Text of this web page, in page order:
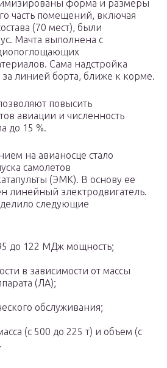
форма и размеры
часть помещений, включая
(70 мест), были
Мачта выполнена с
Сама надстройка
за линией борта, ближе к корме.
повысить
авиации и численность
до 15 %.
на авианосце стало
самолетов
(ЭМК). В основу ее
линейный электродвигатель.
следующие
до 122 МДж мощность;
в зависимости от массы
(ЛА);
обслуживания;
(с 500 до 225 т) и объем (с